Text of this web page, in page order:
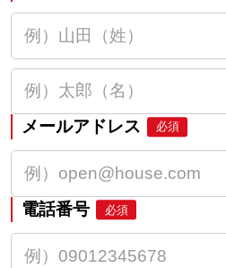
メールアドレス 必須
電話番号 必須